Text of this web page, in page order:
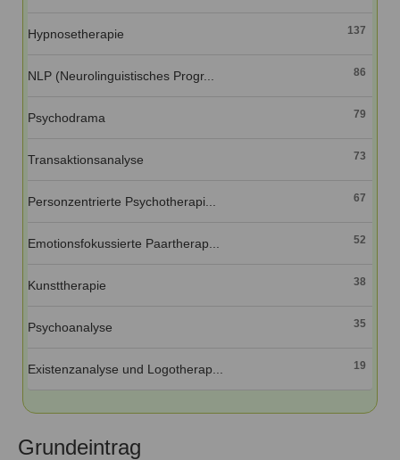
Hypnosetherapie 137
NLP (Neurolinguistisches Progr... 86
Psychodrama 79
Transaktionsanalyse 73
Personzentrierte Psychotherapi... 67
Emotionsfokussierte Paartherap... 52
Kunsttherapie 38
Psychoanalyse 35
Existenzanalyse und Logotherap... 19
Grundeintrag